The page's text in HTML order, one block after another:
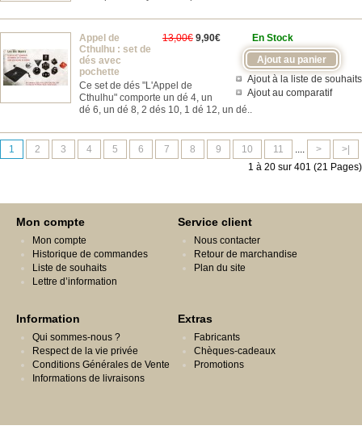
En Stock
Ajout à la liste de souhaits
Ajout au comparatif
13,00€ 9,90€
Appel de
Cthulhu : set de
dés avec
pochette
Ce set de dés "L'Appel de
Cthulhu" comporte un dé 4, un
dé 6, un dé 8, 2 dés 10, 1 dé 12, un dé..
1 2 3 4 5 6 7 8 9 10 11 .... >
>|
1 à 20 sur 401 (21 Pages)
Mon compte
Mon compte
Historique de commandes
Liste de souhaits
Lettre d’information
Service client
Nous contacter
Retour de marchandise
Plan du site
Information
Qui sommes-nous ?
Respect de la vie privée
Conditions Générales de Vente
Informations de livraisons
Extras
Fabricants
Chèques-cadeaux
Promotions